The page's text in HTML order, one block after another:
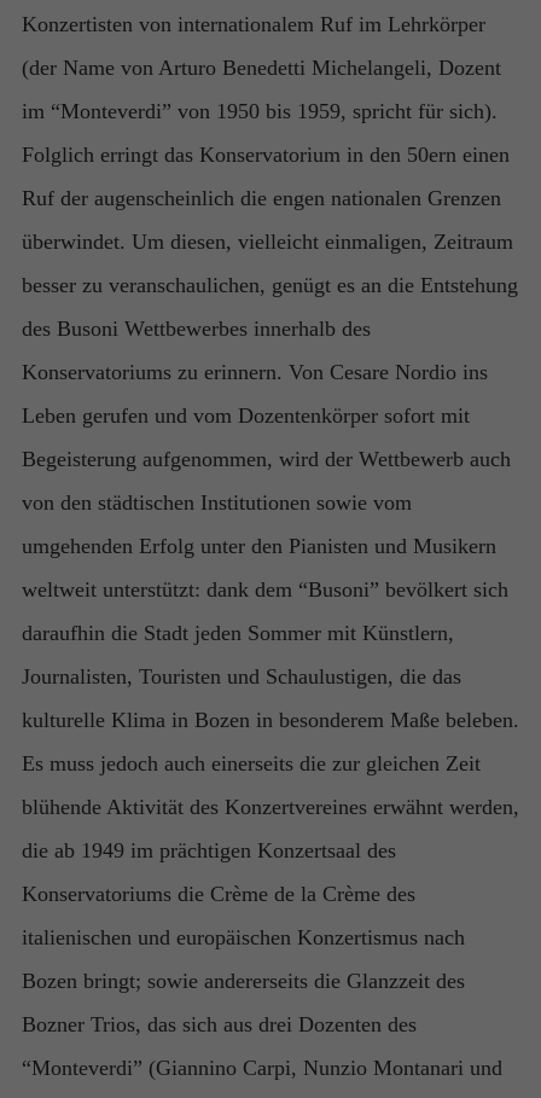
Konzertisten von internationalem Ruf im Lehrkörper
(der Name von Arturo Benedetti Michelangeli, Dozent
im “Monteverdi” von 1950 bis 1959, spricht für sich).
Folglich erringt das Konservatorium in den 50ern einen
Ruf der augenscheinlich die engen nationalen Grenzen
überwindet. Um diesen, vielleicht einmaligen, Zeitraum
besser zu veranschaulichen, genügt es an die Entstehung
des Busoni Wettbewerbes innerhalb des
Konservatoriums zu erinnern. Von Cesare Nordio ins
Leben gerufen und vom Dozentenkörper sofort mit
Begeisterung aufgenommen, wird der Wettbewerb auch
von den städtischen Institutionen sowie vom
umgehenden Erfolg unter den Pianisten und Musikern
weltweit unterstützt: dank dem “Busoni” bevölkert sich
daraufhin die Stadt jeden Sommer mit Künstlern,
Journalisten, Touristen und Schaulustigen, die das
kulturelle Klima in Bozen in besonderem Maße beleben.
Es muss jedoch auch einerseits die zur gleichen Zeit
blühende Aktivität des Konzertvereines erwähnt werden,
die ab 1949 im prächtigen Konzertsaal des
Konservatoriums die Crème de la Crème des
italienischen und europäischen Konzertismus nach
Bozen bringt; sowie andererseits die Glanzzeit des
Bozner Trios, das sich aus drei Dozenten des
“Monteverdi” (Giannino Carpi, Nunzio Montanari und